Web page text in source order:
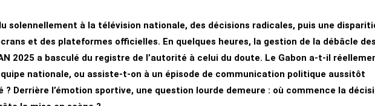
solennellement à la télévision nationale, des décisions radicales, puis une
et des plateformes officielles. En quelques heures, la gestion de la débâcle des
2025 a basculé du registre de l’autorité à celui du doute. Le Gabon a-t-il
nationale, ou assiste-t-on à un épisode de communication politique aussitôt
? Derrière l’émotion sportive, une question lourde demeure : où commence la